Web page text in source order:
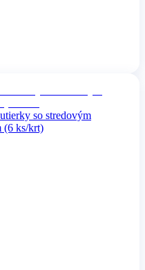
so stredovým
(6 ks/krt)